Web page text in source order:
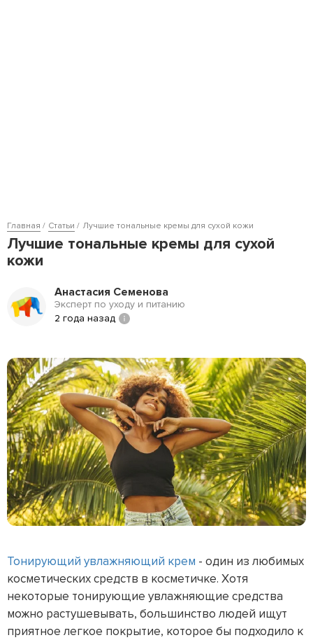
Главная Статьи Лучшие тональные кремы для сухой кожи
Лучшие тональные кремы для сухой
кожи
Анастасия Семенова
Эксперт по уходу и питанию
2 года назад
Тонирующий увлажняющий крем - один из любимых
косметических средств в косметичке. Хотя
некоторые тонирующие увлажняющие средства
можно растушевывать, большинство людей ищут
приятное легкое покрытие, которое бы подходило к